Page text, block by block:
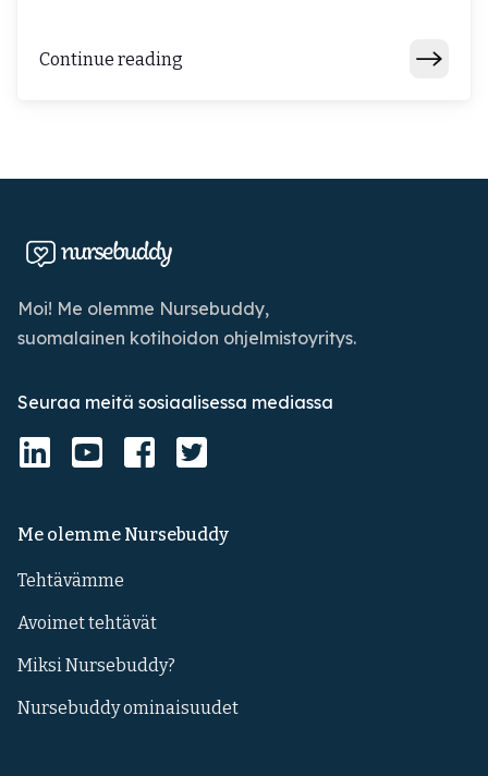
Continue reading
Moi! Me olemme Nursebuddy,
suomalainen kotihoidon ohjelmistoyritys.
Seuraa meitä sosiaalisessa mediassa
Me olemme Nursebuddy
Tehtävämme
Avoimet tehtävät
Miksi Nursebuddy?
Nursebuddy ominaisuudet